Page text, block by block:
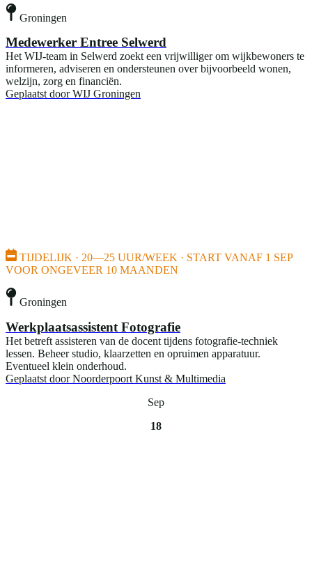
Groningen
Medewerker Entree Selwerd
Het WIJ-team in Selwerd zoekt een vrijwilliger om wijkbewoners te
informeren, adviseren en ondersteunen over bijvoorbeeld wonen,
welzijn, zorg en financiën.
Geplaatst door WIJ Groningen
TIJDELIJK · 20—25 UUR/WEEK · START VANAF 1 SEP
VOOR ONGEVEER 10 MAANDEN
Groningen
Werkplaatsassistent Fotografie
Het betreft assisteren van de docent tijdens fotografie-techniek
lessen. Beheer studio, klaarzetten en opruimen apparatuur.
Eventueel klein onderhoud.
Geplaatst door Noorderpoort Kunst & Multimedia
Sep
18